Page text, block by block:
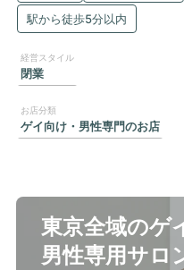
駅から徒歩5分以内
閉業
ゲイ向け・男性専門のお店
東京全域のゲ
男性専用サロ